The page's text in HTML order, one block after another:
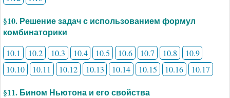
§10. Решение задач с использованием формул
комбинаторики
10.1 10.2 10.3 10.4 10.5 10.6 10.7 10.8
10.9
10.10
10.11 10.12 10.13 10.14 10.15 10.16 10.17
§11. Бином Ньютона и его свойства